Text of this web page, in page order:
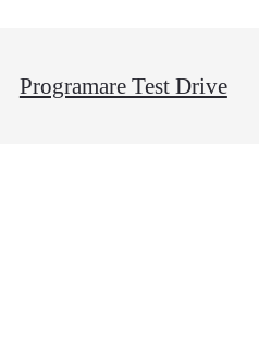
Programare Test Drive